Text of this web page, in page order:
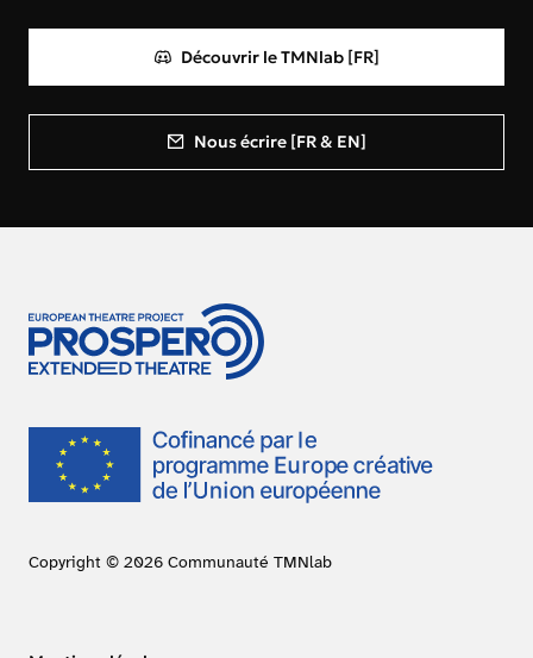
Découvrir le TMNlab [FR]
Nous écrire [FR & EN]
Copyright © 2026 Communauté TMNlab